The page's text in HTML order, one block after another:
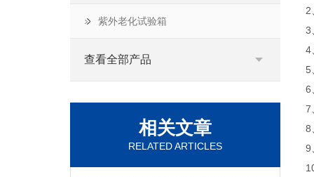
紫外老化试验箱
查看全部产品
相关文章
RELATED ARTICLES
2
3
4
5
6
7
8
9